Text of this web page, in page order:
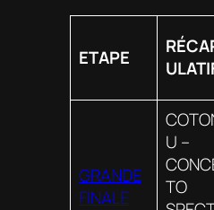
ETAPE
GRANDE
FINALE
U –
TO